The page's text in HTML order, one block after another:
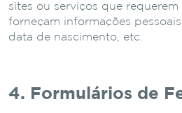
sites ou serviços que requerem
forneçam informações
data de nascimento, etc.
4. Formulários de